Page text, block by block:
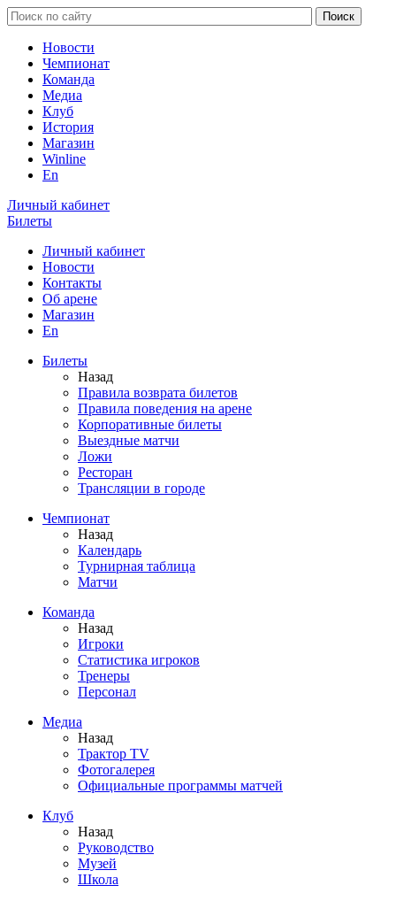
Новости
Чемпионат
Команда
Медиа
Клуб
История
Магазин
Winline
En
Личный кабинет
Билеты
Личный кабинет
Новости
Контакты
Об арене
Магазин
En
Билеты
Назад
Правила возврата билетов
Правила поведения на арене
Корпоративные билеты
Выездные матчи
Ложи
Ресторан
Трансляции в городе
Чемпионат
Назад
Календарь
Турнирная таблица
Матчи
Команда
Назад
Игроки
Статистика игроков
Тренеры
Персонал
Медиа
Назад
Трактор TV
Фотогалерея
Официальные программы матчей
Клуб
Назад
Руководство
Музей
Школа